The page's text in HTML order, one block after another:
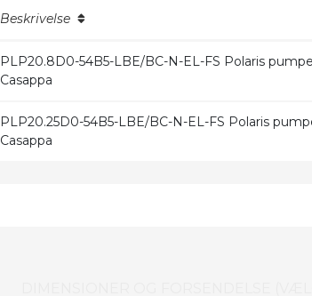
Beskrivelse
PLP20.8D0-54B5-LBE/BC-N-EL-FS Polaris
Casappa
PLP20.25D0-54B5-LBE/BC-N-EL-FS Polaris
Casappa